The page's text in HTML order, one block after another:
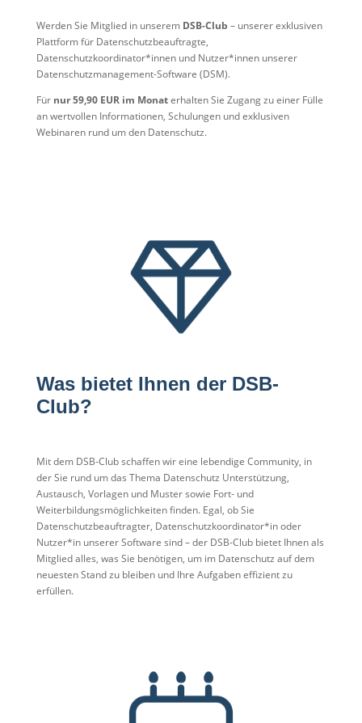
Werden Sie Mitglied in unserem DSB-Club – unserer exklusiven
Plattform für Datenschutzbeauftragte,
Datenschutzkoordinator*innen und Nutzer*innen unserer
Datenschutzmanagement-Software (DSM).
Für nur 59,90 EUR im Monaterhalten Sie Zugang zu einer Fülle
an wertvollen Informationen, Schulungen und exklusiven
Webinaren rund um den Datenschutz.
Was bietet Ihnen der DSB-
Club?
Mit dem DSB-Club schaffen wir eine lebendige Community, in
der Sie rund um das Thema Datenschutz Unterstützung,
Austausch, Vorlagen und Muster sowie Fort- und
Weiterbildungsmöglichkeiten finden. Egal, ob Sie
Datenschutzbeauftragter, Datenschutzkoordinator*in oder
Nutzer*in unserer Software sind – der DSB-Club bietet Ihnen als
Mitglied alles, was Sie benötigen, um im Datenschutz auf dem
neuesten Stand zu bleiben und Ihre Aufgaben effizient zu
erfüllen.